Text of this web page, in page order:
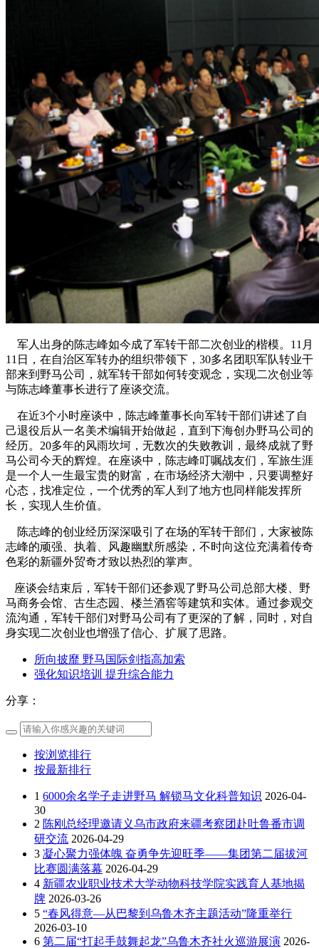
军人出身的陈志峰如今成了军转干部二次创业的楷模。 11月
11日
，在自治区军转办的组织带领下，30多名团职军队转业干
部来到野马公司，就军转干部如何转变观念，实现二次创业等
与陈志峰董事长进行了座谈交流。
在近3个小时座谈中，陈志峰董事长向军转干部们讲述了自
己退役后从一名美术编辑开始做起，直到下海创办野马公司的
经历。20多年的风雨坎坷，无数次的失败教训，最终成就了野
马公司今天的辉煌。在座谈中，陈志峰叮嘱战友们，军旅生涯
是一个人一生最宝贵的财富，在市场经济大潮中，只要调整好
心态，找准定位，一个优秀的军人到了地方也同样能发挥所
长，实现人生价值。
陈志峰的创业经历深深吸引了在场的军转干部们，大家被陈
志峰的顽强、执着、风趣幽默所感染，不时向这位充满着传奇
色彩的新疆外贸奇才致以热烈的掌声。
座谈会结束后，军转干部们还参观了野马公司总部大楼、野
马商务会馆、古生态园、楼兰酒窖等建筑和实体。通过参观交
流沟通，军转干部们对野马公司有了更深的了解，同时，对自
身实现二次创业也增强了信心、扩展了思路。
所向披靡 野马国际剑指高加索
强化知识培训 提升综合能力
分享：
按浏览排行
按最新排行
1 6000余名学子走进野马 解锁马文化科普知识 2026-04-
30
2 陈刚总经理邀请义乌市政府来疆考察团赴吐鲁番市调
研交流 2026-04-29
3 凝心聚力强体魄 奋勇争先迎旺季——集团第二届拔河
比赛圆满落幕 2026-04-29
4 新疆农业职业技术大学动物科技学院实践育人基地揭
牌 2026-03-26
5 “春风得意—从巴黎到乌鲁木齐主题活动”隆重举行
2026-03-10
6 第二届“打起手鼓舞起龙”乌鲁木齐社火巡游展演 2026-